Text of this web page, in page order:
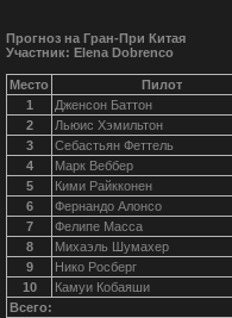
Прогноз на Гран-При Китая
Участник: Elena Dobrenco
Место Пилот
1
Дженсон Баттон
2
Льюис Хэмильтон
3
Себастьян Феттель
4
Марк Веббер
5
Кими Райкконен
6
Фернандо Алонсо
7
Фелипе Масса
8
Михаэль Шумахер
9
Нико Росберг
10
Камуи Кобаяши
Всего: